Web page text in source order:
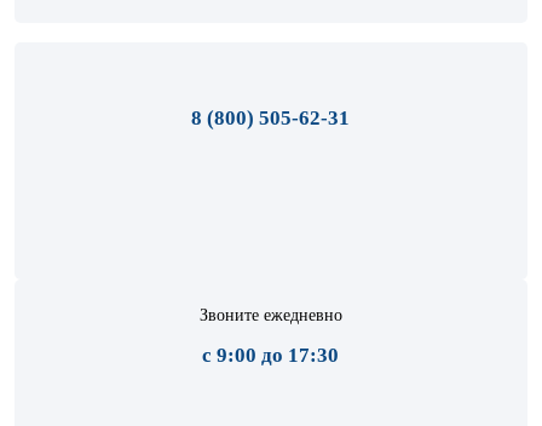
8 (800) 505-62-31
Звоните ежедневно
с 9:00 до 17:30